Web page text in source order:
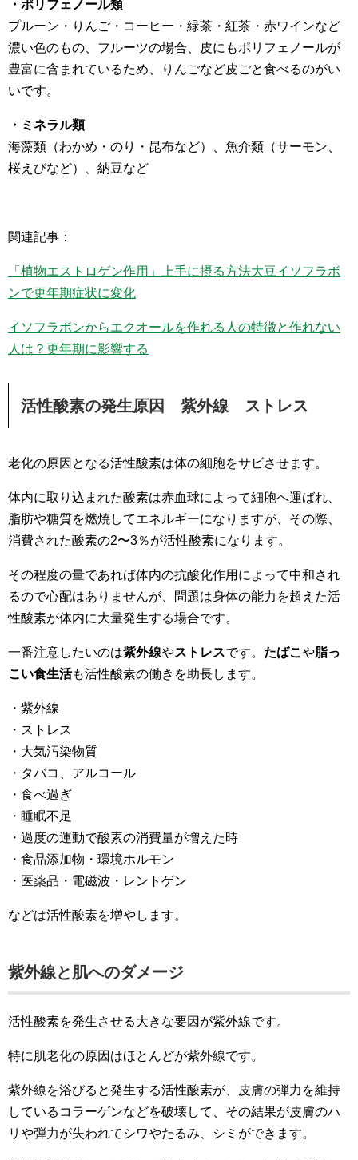
・ポリフェノール類
プルーン・りんご・コーヒー・緑茶・紅茶・赤ワインなど
濃い色のもの、フルーツの場合、皮にもポリフェノールが
豊富に含まれているため、りんごなど皮ごと食べるのがい
いです。
・ミネラル類
海藻類（わかめ・のり・昆布など）、魚介類（サーモン、
桜えびなど）、納豆など
関連記事：
「植物エストロゲン作用」上手に摂る方法大豆イソフラボ
ンで更年期症状に変化
イソフラボンからエクオールを作れる人の特徴と作れない
人は？更年期に影響する
活性酸素の発生原因 紫外線 ストレス
老化の原因となる活性酸素は体の細胞をサビさせます。
体内に取り込まれた酸素は赤血球によって細胞へ運ばれ、
脂肪や糖質を燃焼してエネルギーになりますが、その際、
消費された酸素の2〜3％が活性酸素になります。
その程度の量であれば体内の抗酸化作用によって中和され
るので心配はありませんが、問題は身体の能力を超えた活
性酸素が体内に大量発生する場合です。
一番注意したいのは紫外線やストレスです。 たばこ や脂っ
こい食生活も活性酸素の働きを助長します。
・紫外線
・ストレス
・大気汚染物質
・タバコ、アルコール
・食べ過ぎ
・睡眠不足
・過度の運動で酸素の消費量が増えた時
・食品添加物・環境ホルモン
・医薬品・電磁波・レントゲン
などは活性酸素を増やします。
紫外線と肌へのダメージ
活性酸素を発生させる大きな要因が紫外線です。
特に肌老化の原因はほとんどが紫外線です。
紫外線を浴びると発生する活性酸素が、皮膚の弾力を維持
しているコラーゲンなどを破壊して、その結果が皮膚のハ
リや弾力が失われてシワやたるみ、シミができます。